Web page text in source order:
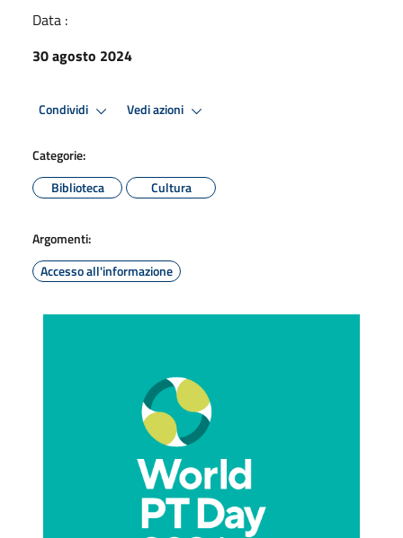
Data :
30 agosto 2024
Condividi Vedi azioni
Categorie:
Biblioteca
Cultura
Argomenti:
Accesso all'informazione